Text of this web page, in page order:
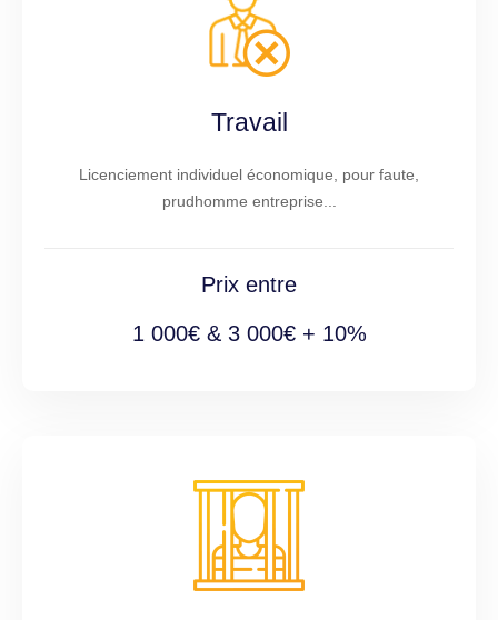
Travail
Licenciement individuel économique, pour faute,
prudhomme entreprise...
Prix entre
1 000€ & 3 000€ + 10%